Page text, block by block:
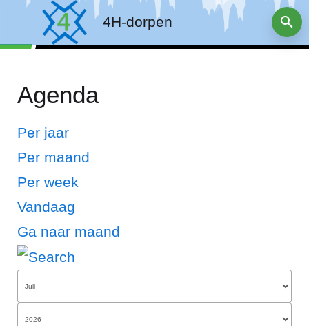
4H-dorpen
Agenda
Per jaar
Per maand
Per week
Vandaag
Ga naar maand